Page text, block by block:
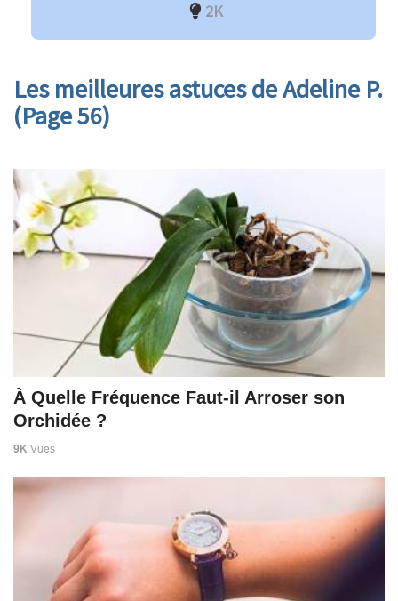
2K
Les meilleures astuces de Adeline P.
(Page 56)
À Quelle Fréquence Faut-il Arroser son
Orchidée ?
9K Vues